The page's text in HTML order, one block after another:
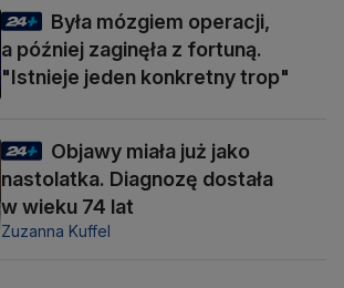
Była mózgiem operacji,
a później zaginęła z fortuną.
"Istnieje jeden konkretny trop"
Objawy miała już jako
nastolatka. Diagnozę dostała
w wieku 74 lat
Zuzanna Kuffel